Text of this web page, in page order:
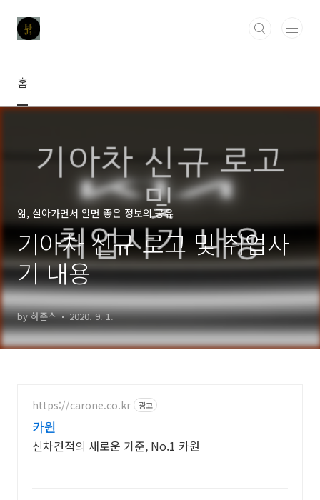
홈
앎, 살아가면서 알면 좋은 정보의 공유
기아차 신규 로고 및 취업사
기 내용
by 하준스 2020. 9. 1.
https://carone.co.kr 광고
카원
신차견적의 새로운 기준, No.1 카원